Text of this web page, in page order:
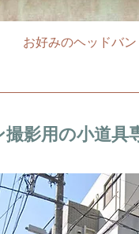
お好みのヘッドバ
影用の小道具